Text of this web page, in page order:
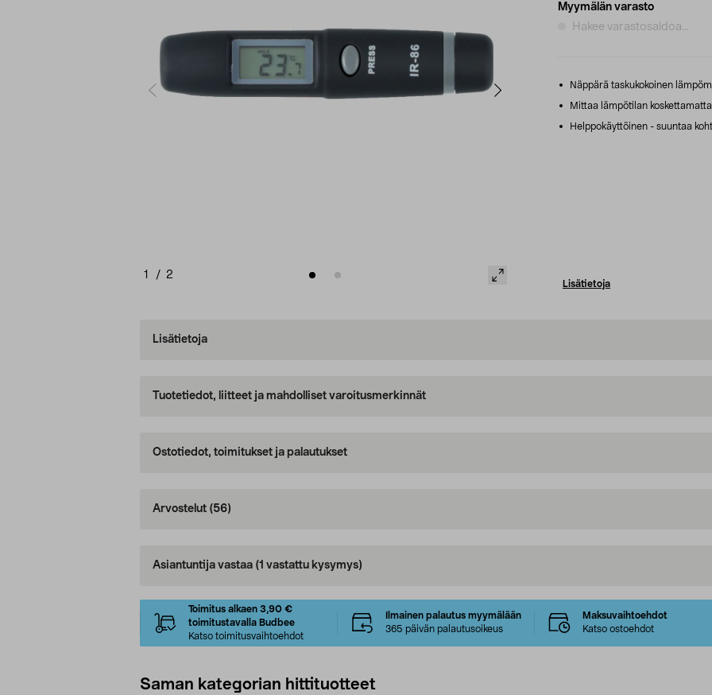
1 / 2
Myymälän varasto
Hakee varastosaldoa...
Näppärä taskukokoinen
Mittaa lämpötilan
Helppokäyttöinen - suuntaa
Lisätietoja
Lisätietoja
Tuotetiedot, liitteet ja mahdolliset varoitusmerkinnät
Ostotiedot, toimitukset ja palautukset
Arvostelut (56)
Asiantuntija vastaa (1 vastattu kysymys)
Toimitus alkaen 3,90 €
toimitustavalla Budbee
Katso toimitusvaihtoehdot
Ilmainen palautus myymälään
365 päivän palautusoikeus
Maksuvaihtoehdot
Katso ostoehdot
Saman kategorian hittituotteet